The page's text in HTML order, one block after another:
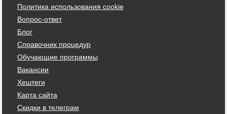
Политика использования cookie
Вопрос-ответ
Блог
Справочник процедур
Обучающие программы
Вакансии
Хештеги
Карта сайта
Скидки в телеграм